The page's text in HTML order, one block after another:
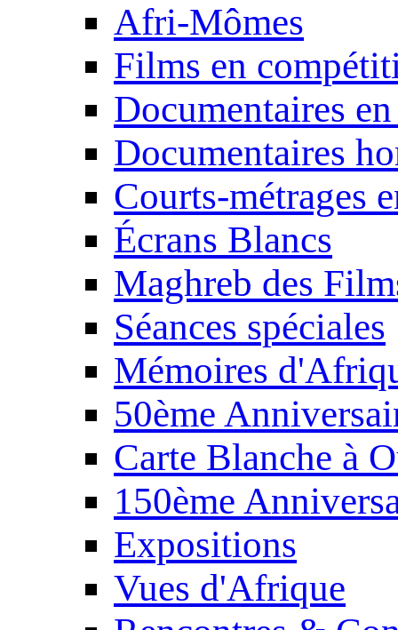
Afri-Mômes
Films en
Documentaires
Documentaires
Courts-métrages
Écrans Blancs
Maghreb des
Séances spéciales
Mémoires
50ème
Carte Blanche à
150ème
Expositions
Vues d'Afrique